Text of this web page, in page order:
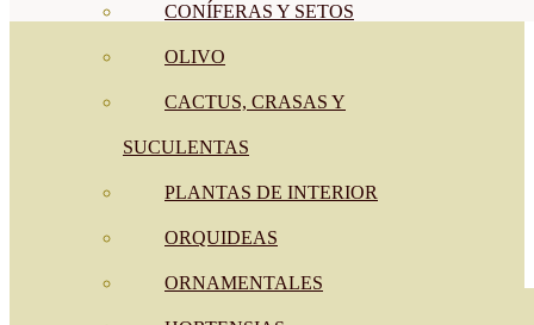
CONÍFERAS Y SETOS
OLIVO
CACTUS, CRASAS Y
SUCULENTAS
PLANTAS DE INTERIOR
ORQUIDEAS
ORNAMENTALES